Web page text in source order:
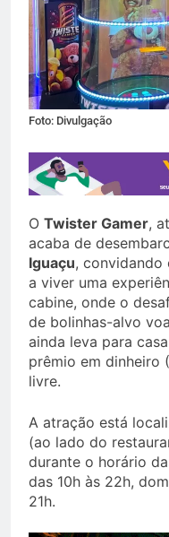
Foto: Divulgação
O Twister Gamer,
acaba de
Iguaçu, convidando
a viver uma
cabine, onde o
de bolinhas-alvo
ainda leva para
prêmio em dinheiro
livre.
A atração está
(ao lado do
durante o horário
das 10h às 22h,
21h.